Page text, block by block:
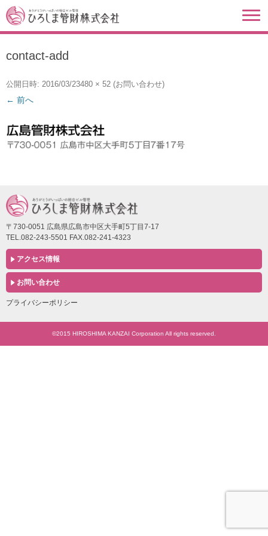
contact-add
公開日時: 2016/03/23480 × 52 (お問い合わせ)
← 前へ
〒730-0051 広島県広島市中区大手町5丁目7-17
TEL.082-243-5501 FAX.082-241-4323
アクセス情報
お問い合わせ
プライバシーポリシー
©2015 HIROSHIMA KANZAI Corporation All rights reserved.